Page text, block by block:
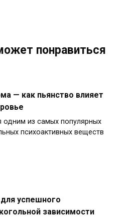
понравиться
— как пьянство влияет
одним из самых популярных
психоактивных веществ
успешного
зависимости